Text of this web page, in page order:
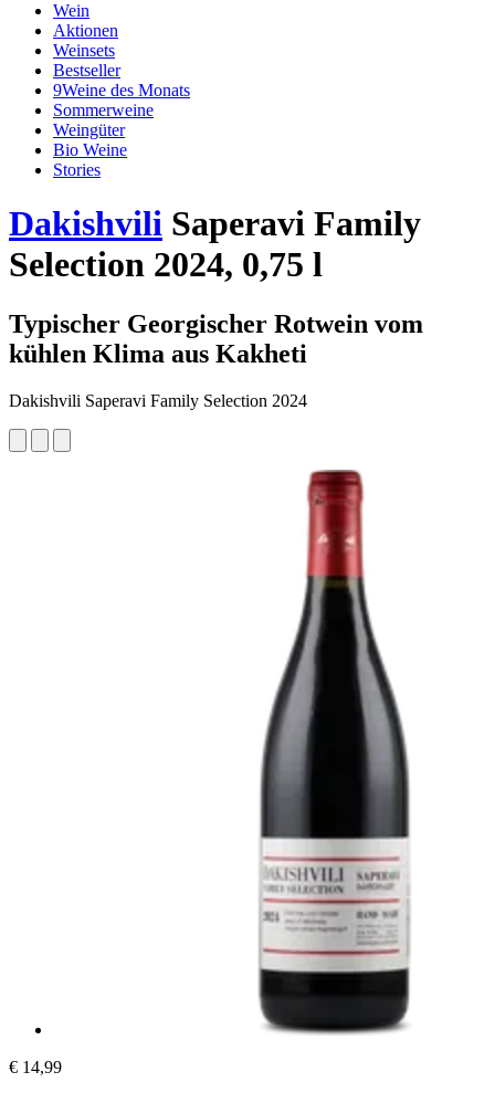
Wein
Aktionen
Weinsets
Bestseller
9Weine des Monats
Sommerweine
Weingüter
Bio Weine
Stories
Dakishvili Saperavi Family
Selection 2024, 0,75 l
Typischer Georgischer Rotwein vom
kühlen Klima aus Kakheti
Dakishvili Saperavi Family Selection 2024
€ 14,99